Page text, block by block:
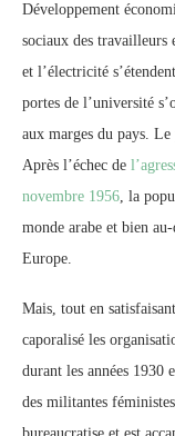
Développement
sociaux des travailleurs
et l’électricité
portes de l’université
aux marges du pays.
Après l’échec de
novembre 1956, la
monde arabe et bien
Europe.
Mais, tout en
caporalisé les
durant les années 1930
des militantes